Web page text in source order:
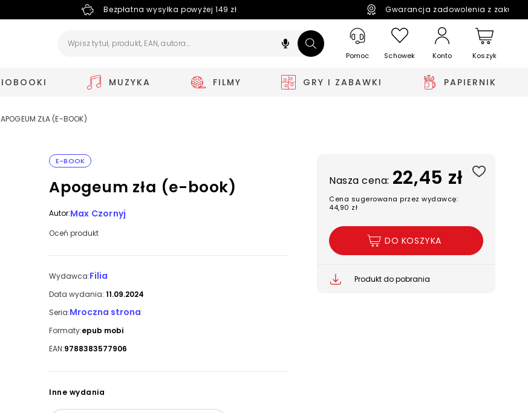
Bezpłatna wysyłka powyżej 149 zł Gwarancja zadowolenia z
Pomoc Schowek Konto Koszyk
MUZYKA FILMY GRY I ZABAWKI PAPIERNIK
APOGEUM ZŁA (E-BOOK)
E-BOOK
Apogeum zła (e-book)
Autor:Max Czornyj
Oceń produkt
Wydawca:Filia
Data wydania: 11.09.2024
Seria:Mroczna strona
Formaty:epub mobi
EAN:9788383577906
Inne wydania
Nasza cena: 22,45 zł
Cena sugerowana przez wydawcę:
44,90 zł
DO KOSZYKA
Produkt do pobrania